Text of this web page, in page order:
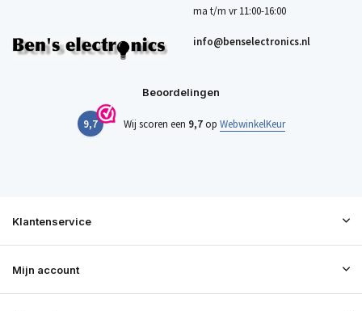
ma t/m vr 11:00-16:00
info@benselectronics.nl
Beoordelingen
9,7 Wij scoren een 9,7op WebwinkelKeur
Klantenservice
Mijn account